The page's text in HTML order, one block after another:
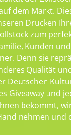
dem Markt.
Drucken
zum
Kunden und
Denn sie
Qualität
Deutschen
Giveaway und
bekommt,
nehmen und